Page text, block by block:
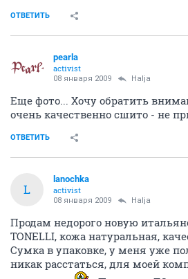
ОТВЕТИТЬ
pearla
activist
08 января 2009 Halja
Еще фото... Хочу обратить
очень качественно сшито - не
ОТВЕТИТЬ
L
lanochka
activist
08 января 2009 Halja
Продам недорого новую
TONELLI, кожа натуральная,
Сумка в упаковке, у меня уже
никак расстаться, для моей